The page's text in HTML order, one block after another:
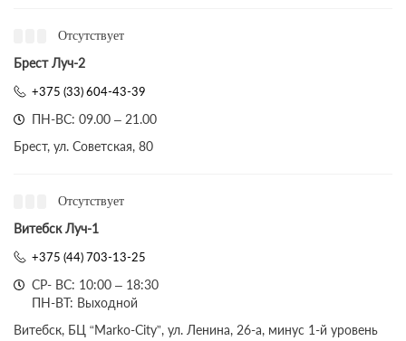
Отсутствует
Брест Луч-2
+375 (33) 604-43-39
ПН-ВС: 09.00 – 21.00
Брест, ул. Советская, 80
Отсутствует
Витебск Луч-1
+375 (44) 703-13-25
СР- ВС: 10:00 – 18:30
ПН-ВТ: Выходной
Витебск, БЦ “Marko-City”, ул. Ленина, 26-а, минус 1-й уровень